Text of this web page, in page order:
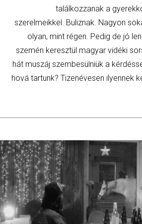
találkozzanak a
szerelmeikkel. Buliznak. Nagyon
olyan, mint régen. Pedig de jó
szemén keresztül magyar vidéki
hát muszáj szembesülniük a
hová tartunk? Tizenévesen ilyennek
MINDEN CSILLAG /
IMPORTANCE